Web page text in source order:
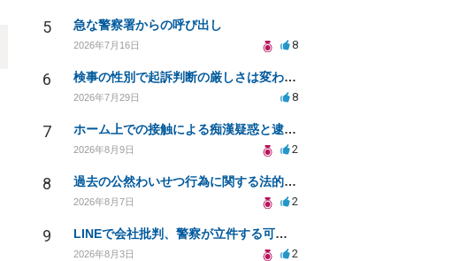
5 急な警察署からの呼び出し
2026年7月16日 8
6 検事の性別で起訴判断の厳しさは変わるのか知りたい
2026年7月29日 8
7 ホーム上での接触による痴漢疑惑と逮捕の可能性について
2026年8月9日 2
8 過去の公然わいせつ行為に関する法的リスクについて。
2026年8月7日 2
9 LINEで会社批判、警察が立件する可能性は？
2026年8月3日 2